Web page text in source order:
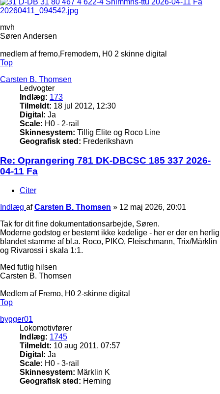
mvh
Søren Andersen
medlem af fremo,Fremodern, H0 2 skinne digital
Top
Carsten B. Thomsen
Ledvogter
Indlæg: 173
Tilmeldt: 18 jul 2012, 12:30
Digital: Ja
Scale: H0 - 2-rail
Skinnesystem: Tillig Elite og Roco Line
Geografisk sted: Frederikshavn
Re: Oprangering 781 DK-DBCSC 185 337 2026-
04-11 Fa
Citer
Indlæg afCarsten B. Thomsen » 12 maj 2026, 20:01
Tak for dit fine dokumentationsarbejde, Søren.
Moderne godstog er bestemt ikke kedelige - her er der en herlig
blandet stamme af bl.a. Roco, PIKO, Fleischmann, Trix/Märklin
og Rivarossi i skala 1:1.
Med futlig hilsen
Carsten B. Thomsen
Medlem af Fremo, H0 2-skinne digital
Top
bygger01
Lokomotivfører
Indlæg: 1745
Tilmeldt: 10 aug 2011, 07:57
Digital: Ja
Scale: H0 - 3-rail
Skinnesystem: Märklin K
Geografisk sted: Herning